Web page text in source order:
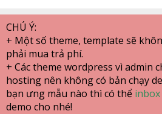
CHÚ Ý:
+ Một số theme, template sẽ
phải mua trả phí.
+ Các theme wordpress vì admin
hosting nên không có bản chạy
bạn ưng mẫu nào thì có thể
demo cho nhé!